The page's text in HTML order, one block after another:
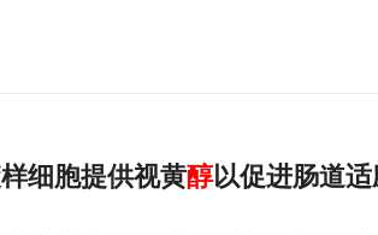
细胞提供视黄醇以促进肠道适